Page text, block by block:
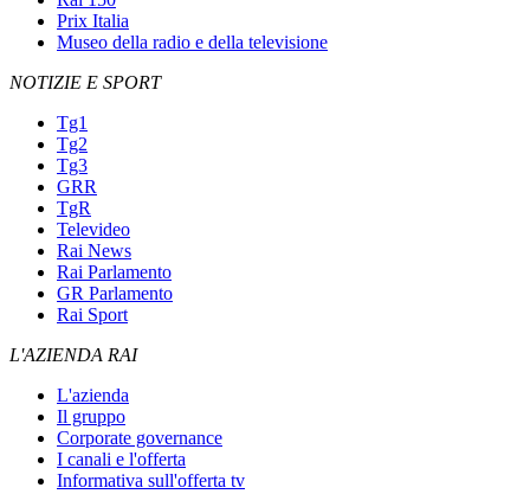
Prix Italia
Museo della radio e della televisione
NOTIZIE E SPORT
Tg1
Tg2
Tg3
GRR
TgR
Televideo
Rai News
Rai Parlamento
GR Parlamento
Rai Sport
L'AZIENDA RAI
L'azienda
Il gruppo
Corporate governance
I canali e l'offerta
Informativa sull'offerta tv